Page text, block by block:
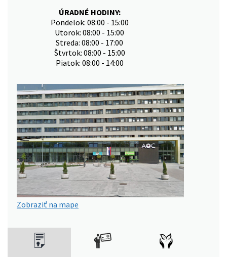
ÚRADNÉ HODINY:
Pondelok: 08:00 - 15:00
Utorok: 08:00 - 15:00
Streda: 08:00 - 17:00
Štvrtok: 08:00 - 15:00
Piatok: 08:00 - 14:00
Zobraziť na mape